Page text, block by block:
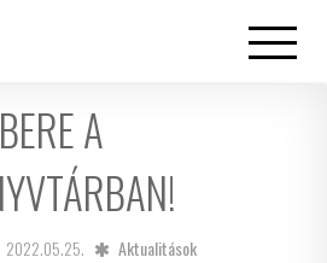
A
2022.05.25. Aktualitások